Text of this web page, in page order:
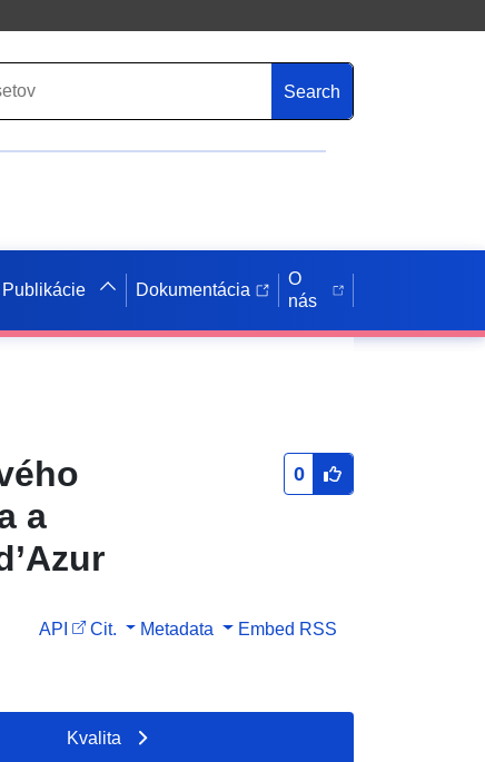
Search
Publikácie Dokumentácia
O
nás
a
0
API Cit. Metadata Embed RSS
Kvalita